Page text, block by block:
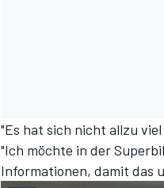
"Es hat sich nicht allzu
"Ich möchte in der
Informationen, damit das